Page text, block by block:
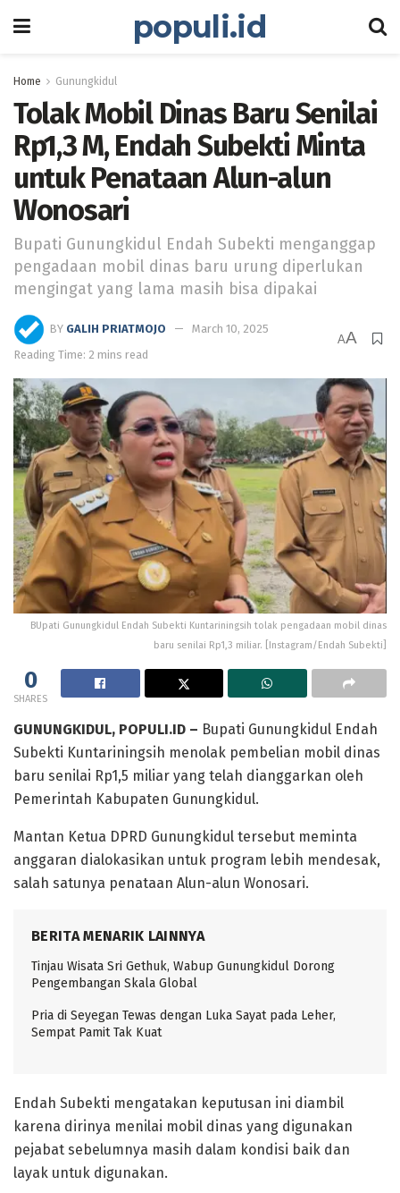
populi.id
Home Gunungkidul
Tolak Mobil Dinas Baru Senilai
Rp1,3 M, Endah Subekti Minta
untuk Penataan Alun-alun
Wonosari
Bupati Gunungkidul Endah Subekti menganggap
pengadaan mobil dinas baru urung diperlukan
mengingat yang lama masih bisa dipakai
BY GALIH PRIATMOJO
March 10, 2025
Reading Time: 2 mins read
AA
BUpati Gunungkidul Endah Subekti Kuntariningsih tolak pengadaan mobil dinas
baru senilai Rp1,3 miliar. [Instagram/Endah Subekti]
0
SHARES
GUNUNGKIDUL, POPULI.ID – Bupati Gunungkidul Endah
Subekti Kuntariningsih menolak pembelian mobil dinas
baru senilai Rp1,5 miliar yang telah dianggarkan oleh
Pemerintah Kabupaten Gunungkidul.
Mantan Ketua DPRD Gunungkidul tersebut meminta
anggaran dialokasikan untuk program lebih mendesak,
salah satunya penataan Alun-alun Wonosari.
BERITA MENARIK LAINNYA
Tinjau Wisata Sri Gethuk, Wabup Gunungkidul Dorong
Pengembangan Skala Global
Pria di Seyegan Tewas dengan Luka Sayat pada Leher,
Sempat Pamit Tak Kuat
Endah Subekti mengatakan keputusan ini diambil
karena dirinya menilai mobil dinas yang digunakan
pejabat sebelumnya masih dalam kondisi baik dan
layak untuk digunakan.